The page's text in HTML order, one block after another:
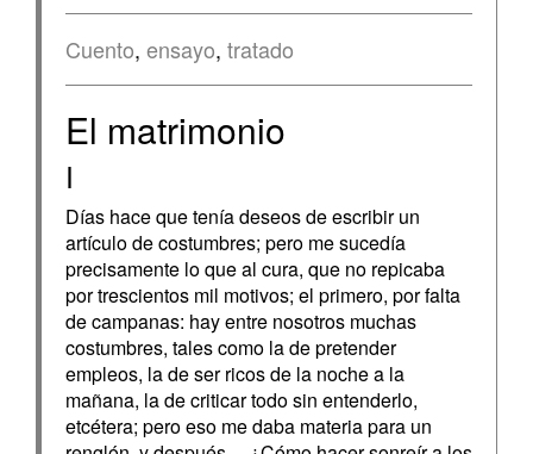
Cuento, ensayo, tratado
El matrimonio
I
Días hace que tenía deseos de escribir un
artículo de costumbres; pero me sucedía
precisamente lo que al cura, que no repicaba
por trescientos mil motivos; el primero, por falta
de campanas: hay entre nosotros muchas
costumbres, tales como la de pretender
empleos, la de ser ricos de la noche a la
mañana, la de criticar todo sin entenderlo,
etcétera; pero eso me daba materia para un